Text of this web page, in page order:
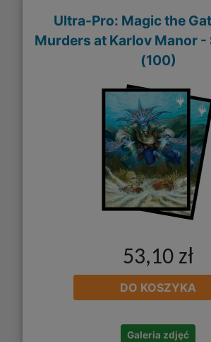
Ultra-Pro: Magic the
Murders at Karlov Manor -
(100)
53,10 zł
DO KOSZYKA
Galeria zdjęć